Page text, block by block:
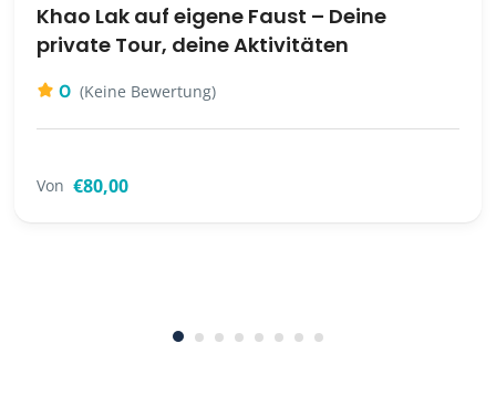
Khao Lak auf eigene Faust – Deine
private Tour, deine Aktivitäten
0 (Keine Bewertung)
Von €80,00